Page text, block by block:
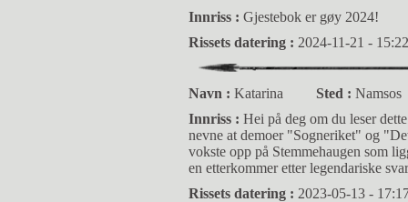
Innriss : Gjestebok er gøy 2024!
Rissets datering : 2024-11-21 -
Navn : Katarina Sted : Namsos
Innriss : Hei på deg om du leser
nevne at demoer "Sogneriket" og
vokste opp på Stemmehaugen som
en etterkommer etter legendariske
Rissets datering : 2023-05-13 -